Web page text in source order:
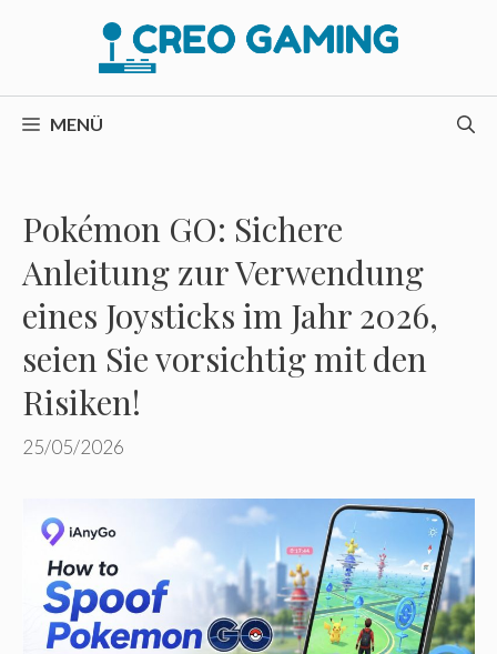
MENÜ
Pokémon GO: Sichere
Anleitung zur Verwendung
eines Joysticks im Jahr 2026,
seien Sie vorsichtig mit den
Risiken!
25/05/2026